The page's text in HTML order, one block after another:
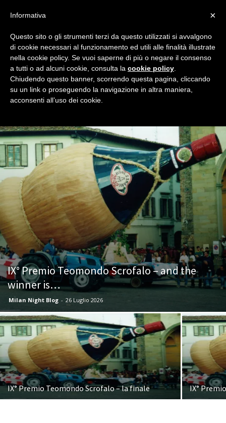
Home Premio Teomondo Scrofalo 2025/26
2025/26
Tutto quanto occorre saper per votare la frase che ci ha
regalato la miglior risata della stagione 2025/26, solo su
Milan Night!
IX° Premio Teomondo Scrofalo – and the
winner is…
Milan Night Blog - 26 Luglio 2026
IX° Premio Teomondo Scrofalo – la finale IX°
×
Informativa
Questo sito o gli strumenti terzi da questo utilizzati si avvalgono
di cookie necessari al funzionamento ed utili alle finalità illustrate
nella cookie policy. Se vuoi saperne di più o negare il consenso
a tutti o ad alcuni cookie, consulta la cookie policy
Chiudendo questo banner, scorrendo questa pagina, cliccando
su un link o proseguendo la navigazione in altra maniera,
acconsenti all’uso dei cookie.